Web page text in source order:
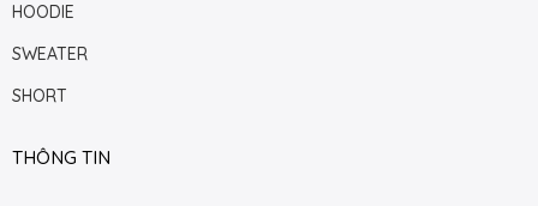
HOODIE
SWEATER
SHORT
THÔNG TIN